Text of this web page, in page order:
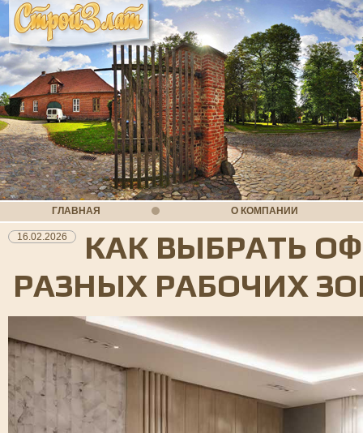
ГЛАВНАЯ О КОМПАНИИ
16.02.2026
КАК ВЫБРАТЬ
РАЗНЫХ РАБОЧИХ